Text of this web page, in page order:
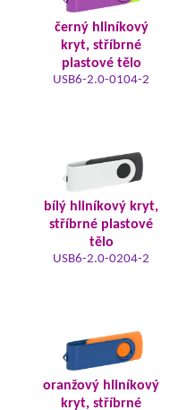
černý hliníkový
kryt, stříbrné
plastové tělo
USB6-2.0-0104-2
bílý hliníkový kryt,
stříbrné plastové
tělo
USB6-2.0-0204-2
oranžový hliníkový
kryt, stříbrné